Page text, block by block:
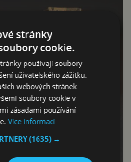
stránky
cookie.
používají soubory
uživatelského zážitku.
webových stránek
soubory cookie v
zásadami používání
Více informací
(1635) →